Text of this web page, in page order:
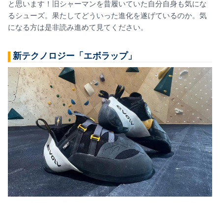
と思います！旧シャーマンを昔履いていた自分自身も気にな
るシューズ。果たしてどういった進化を遂げているのか。気
になる方は是非読み進めて見てください。
新テクノロジー「エボラップ」